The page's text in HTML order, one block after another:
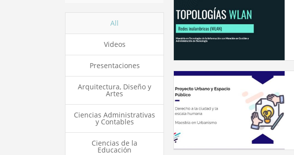
All
Videos
Presentaciones
Arquitectura, Diseño y
Artes
Ciencias Administrativas
y Contables
Ciencias de la
Educación